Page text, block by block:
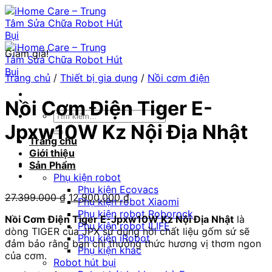
Chuyển
đến
nội
dung
Tìm
kiếm:
Trang chủ
Giới thiệu
Sản Phẩm
Phụ kiện robot
Phụ kiện Ecovacs
Phụ kiện robot Xiaomi
Phụ kiện robot Roborock
Phụ kiện robot ILIFE
Phụ kiện iRobot
Phụ kiện khác
Robot hút bụi
Giảm giá!
Trang chủ / Thiết bị gia dụng / Nồi cơm điện
Nồi Cơm Điện Tiger E-
Jpxw10W Kz Nội Địa Nhật
27.399.000₫ Giá
gốc
là:
27.399.000 ₫.
12.900.000₫Giá
hiện
tại
là:
12.900.000 ₫.
Nồi Cơm Điện Tiger E-Jpxw10W Kz Nội Địa Nhật là
dòng TIGER của JPX sử dụng nồi chất liệu gốm sứ sẽ
đảm bảo rằng bạn chỉ thưởng thức hương vị thơm ngon
của cơm.